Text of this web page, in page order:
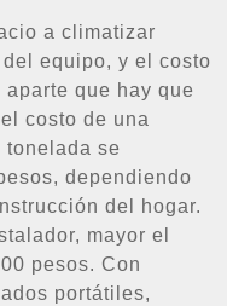
a climatizar
equipo, y el costo
que hay que
costo de una
se
dependiendo
del hogar.
mayor el
pesos. Con
portátiles,